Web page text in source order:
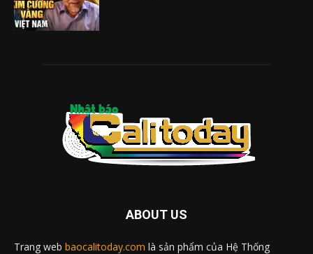
ABOUT US
Trang web baocalitoday.com là sản phẩm của Hệ Thống